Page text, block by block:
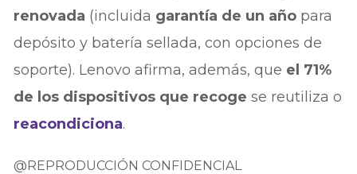
renovada (incluida garantía de un año para
depósito y batería sellada, con opciones de
soporte). Lenovo afirma, además, que el 71%
de los dispositivos que recoge se reutiliza o
reacondiciona.
@REPRODUCCIÓN CONFIDENCIAL